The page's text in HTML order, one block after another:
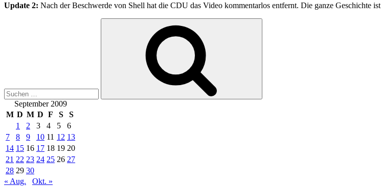
Update 2: Nach der Beschwerde von Shell hat die CDU das Video kommentarlos entfernt. Die ganze Geschichte ist
September 2009
M D M D F S
S
1
2 3 4 5
6
7
8 9 10 11 12 13
14 15 16 17 18 19 20
21 22 23 24 25 26 27
28 29 30
« Aug.
Okt. »